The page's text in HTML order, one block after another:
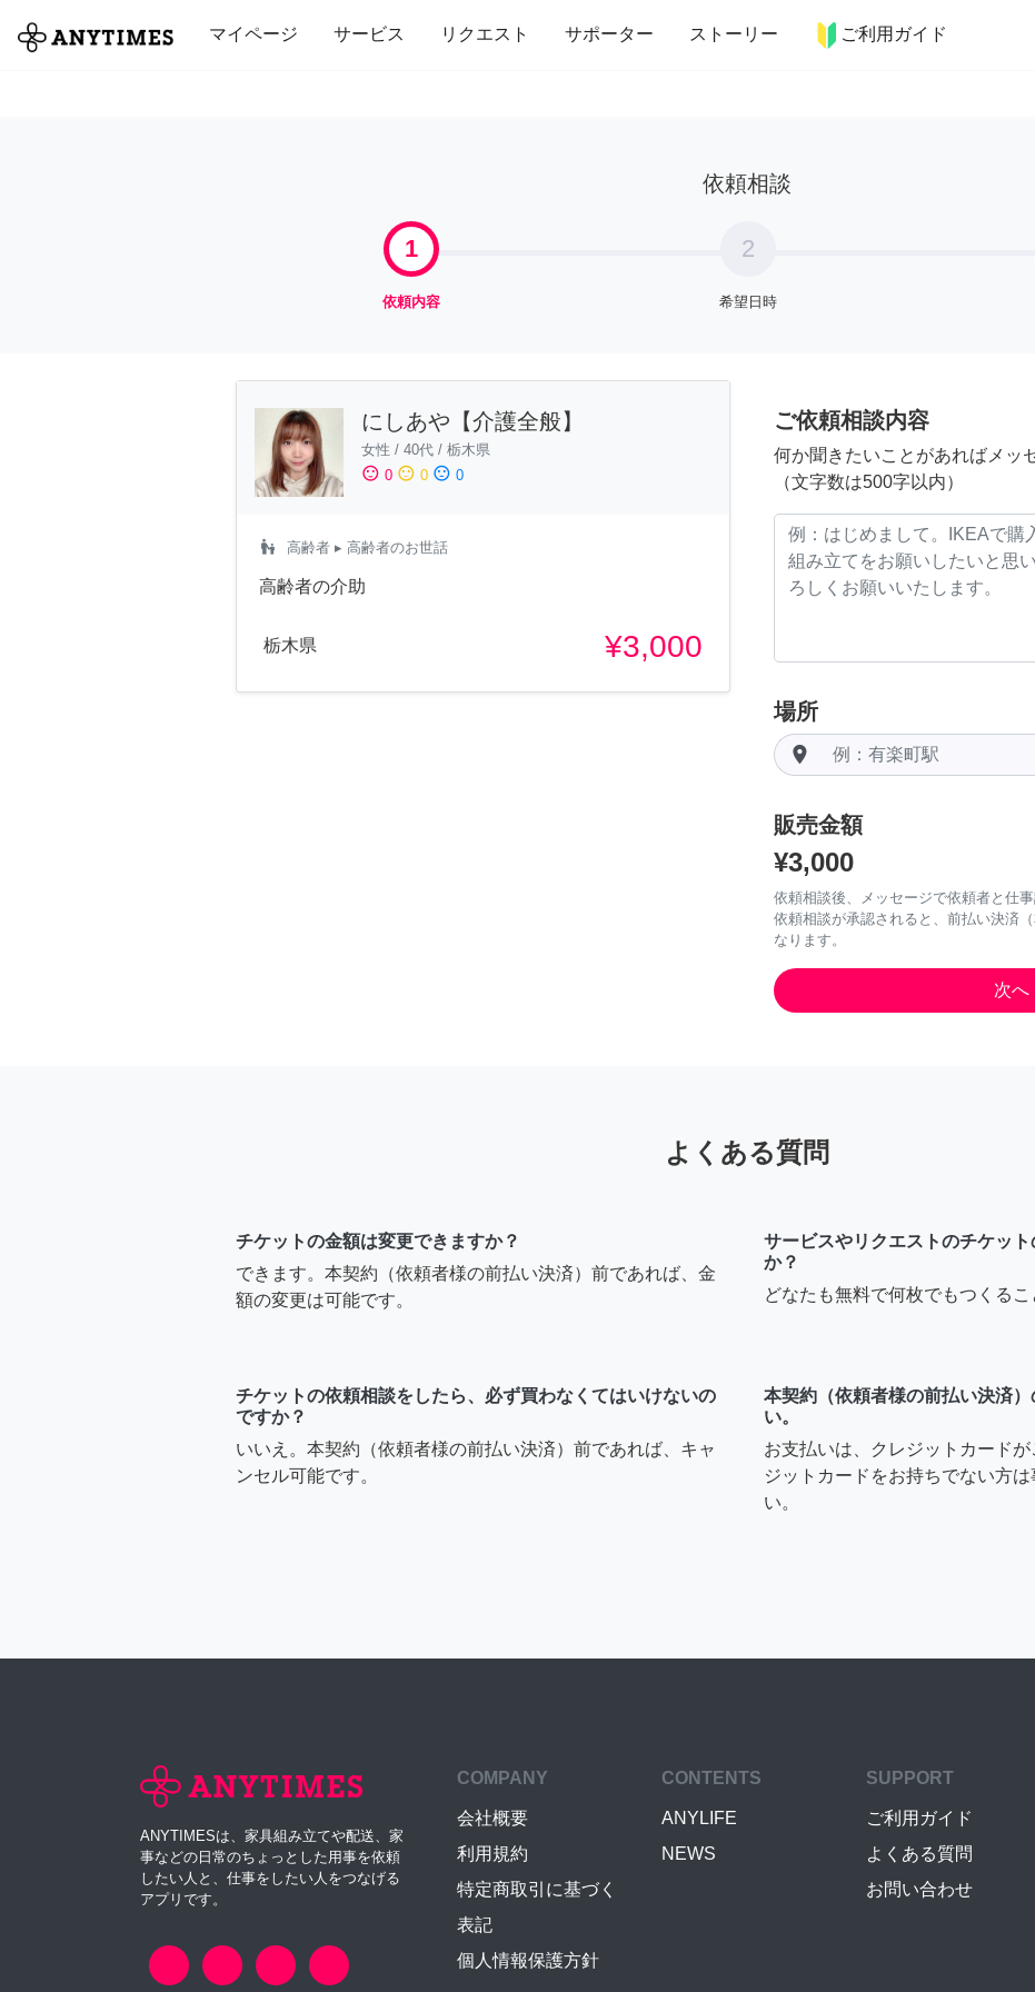
マイページ サービス リクエスト サポーター ストーリー ご利用ガイド
全て 修理・組立 家事 引っ越し インテリア 趣味・習い事 ペット 料理
依頼相談
1
依頼内容
2
希望日時
にしあや【介護全般】
女性 / 40代 / 栃木県
sentiment_satisfied 0 sentiment_neutral 0 sentiment_dissatisfied 0
escalator_warning 高齢者 ▸ 高齢者のお世話
高齢者の介助
栃木県 ¥3,000
ご依頼相談内容
何か聞きたいことがあればメッ
（文字数は500字以内）
場所
room
販売金額
¥3,000
依頼相談後、メッセージで依頼者と仕
依頼相談が承認されると、前払い決済
なります。
よくある質問
チケットの金額は変更できますか？
できます。本契約（依頼者様の前払い決済）前であれば、金
額の変更は可能です。
サービスやリクエストのチケッ
か？
どなたも無料で何枚でもつくるこ
チケットの依頼相談をしたら、必ず買わなくてはいけないの
ですか？
いいえ。本契約（依頼者様の前払い決済）前であれば、キャ
ンセル可能です。
本契約（依頼者様の前払い決済
い。
お支払いは、クレジットカード
ジットカードをお持ちでない方
い。
ANYTIMESは、家具組み立てや配送、家
事などの日常のちょっとした用事を依頼
したい人と、仕事をしたい人をつなげる
アプリです。
COMPANY
会社概要
利用規約
特定商取引に基づく
表記
個人情報保護方針
CONTENTS
ANYLIFE
NEWS
SUPPORT
ご利用ガイド
よくある質問
お問い合わせ